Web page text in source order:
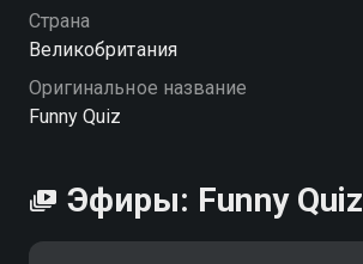
Страна
Великобритания
Оригинальное название
Funny Quiz
Эфиры: Funny Quiz